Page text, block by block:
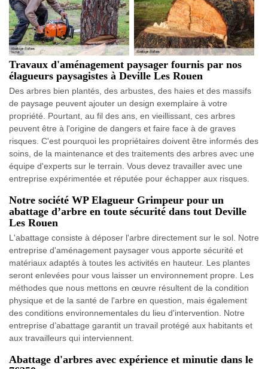
Travaux d'aménagement paysager fournis par nos
élagueurs paysagistes à Deville Les Rouen
Des arbres bien plantés, des arbustes, des haies et des massifs
de paysage peuvent ajouter un design exemplaire à votre
propriété. Pourtant, au fil des ans, en vieillissant, ces arbres
peuvent être à l'origine de dangers et faire face à de graves
risques. C'est pourquoi les propriétaires doivent être informés des
soins, de la maintenance et des traitements des arbres avec une
équipe d'experts sur le terrain. Vous devez travailler avec une
entreprise expérimentée et réputée pour échapper aux risques.
Notre société WP Elagueur Grimpeur pour un
abattage d’arbre en toute sécurité dans tout Deville
Les Rouen
L'abattage consiste à déposer l'arbre directement sur le sol. Notre
entreprise d'aménagement paysager vous apporte sécurité et
matériaux adaptés à toutes les activités en hauteur. Les plantes
seront enlevées pour vous laisser un environnement propre. Les
méthodes que nous mettons en œuvre résultent de la condition
physique et de la santé de l'arbre en question, mais également
des conditions environnementales du lieu d'intervention. Notre
entreprise d’abattage garantit un travail protégé aux habitants et
aux travailleurs qui interviennent.
Abattage d'arbres avec expérience et minutie dans le